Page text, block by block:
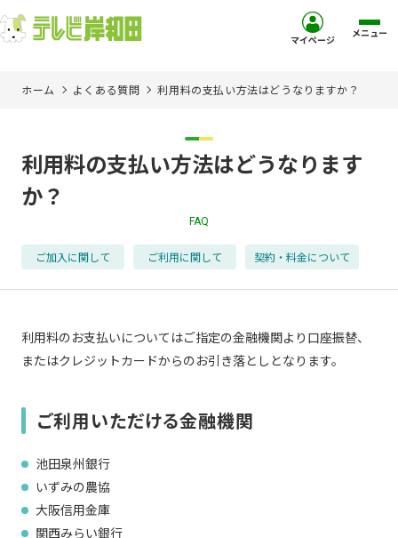
サービス
お客様サポート
コミュニティチャンネル
ご加入を検討中の方
マイページ メニュー
ホーム よくある質問 利用料の支払い方法はどうなりますか？
利用料の支払い方法はどうなります
か？
FAQ
ご加入に関して ご利用に関して 契約・料金について
利用料のお支払いについてはご指定の金融機関より口座振替、
またはクレジットカードからのお引き落としとなります。
ご利用いただける金融機関
池田泉州銀行
いずみの農協
大阪信用金庫
関西みらい銀行